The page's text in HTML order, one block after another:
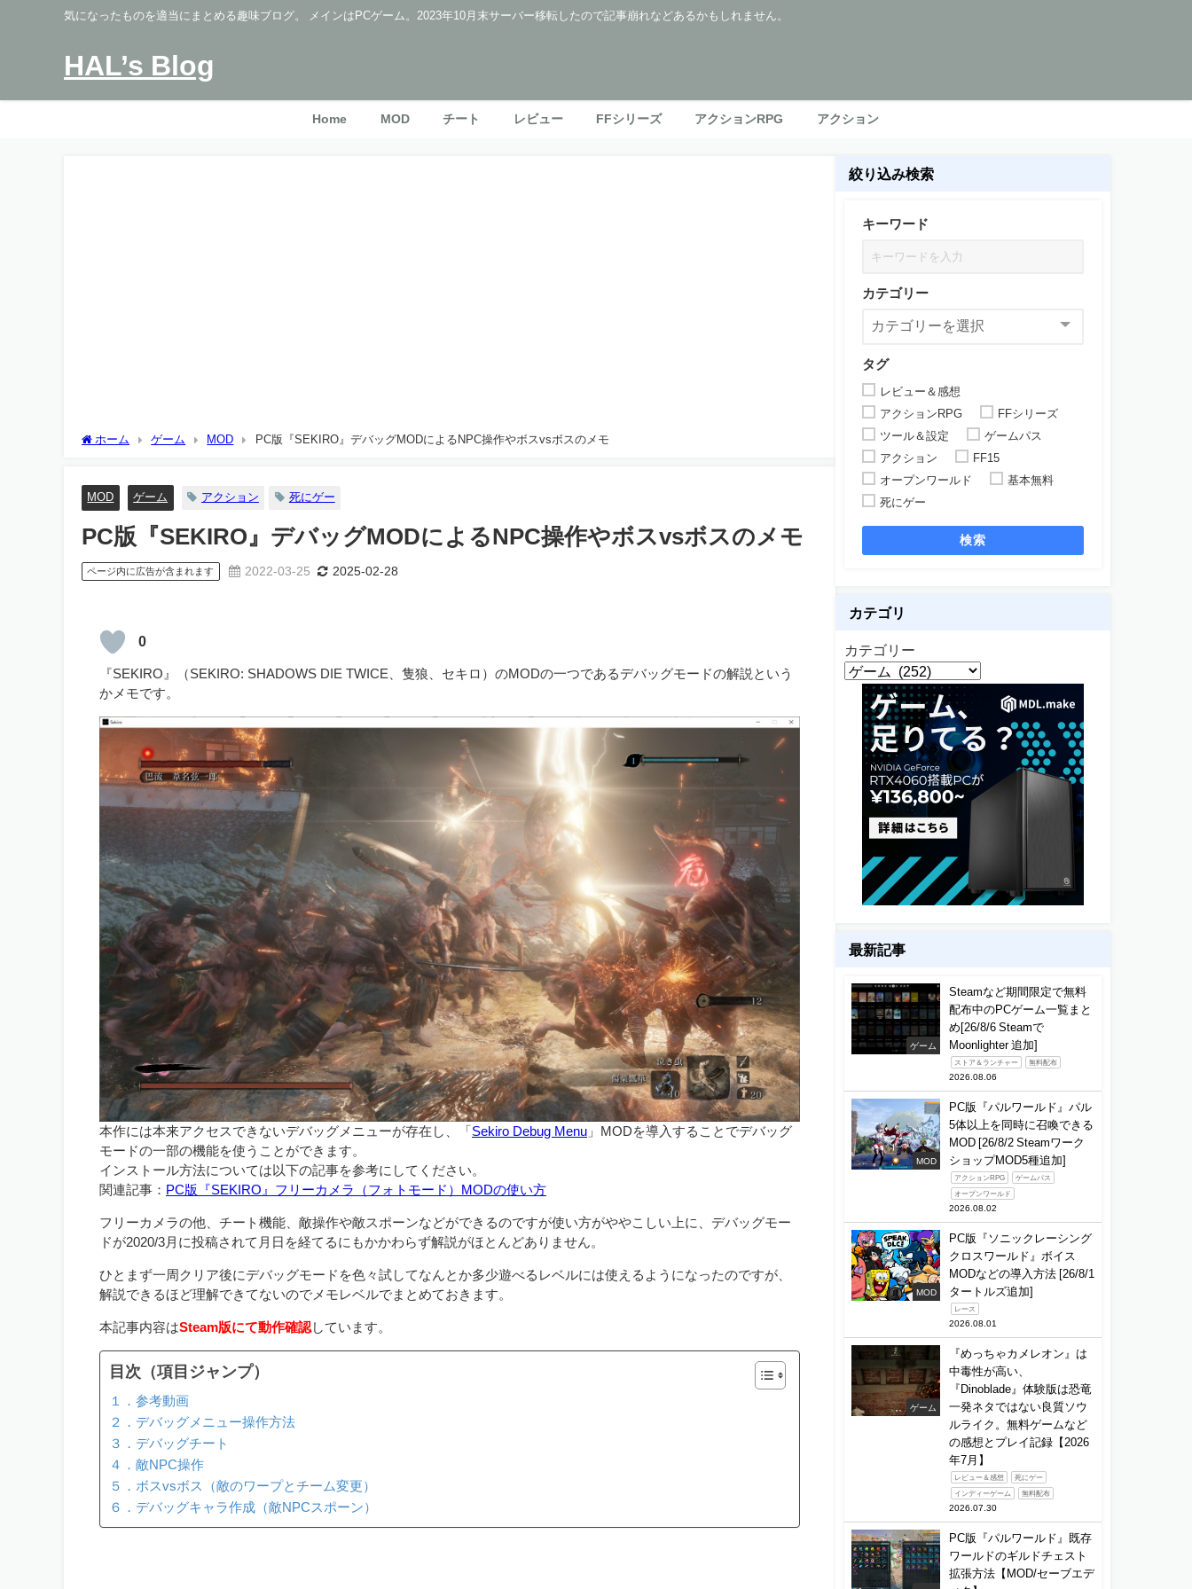
気になったものを適当にまとめる趣味ブログ。 メインはPCゲーム。2023年10月末サーバー移転したので記事崩れなどあるかもしれません。
HAL’s Blog
Home MOD チート レビュー FFシリーズ アクションRPG アクション
ホーム ゲーム MOD PC版『SEKIRO』デバッグMODによるNPC操作やボスvsボスのメモ
MOD ゲーム アクション 死にゲー
PC版『SEKIRO』デバッグMODによるNPC操作やボスvsボスのメモ
ページ内に広告が含まれます 2022-03-25 2025-02-28
0
『SEKIRO』（SEKIRO: SHADOWS DIE TWICE、隻狼、セキロ）のMODの一つであるデバッグモードの解説という
かメモです。
本作には本来アクセスできないデバッグメニューが存在し、「 Sekiro Debug Menu 」MODを導入することでデバッグ
モードの一部の機能を使うことができます。
インストール方法については以下の記事を参考にしてください。
関連記事： PC版『SEKIRO』フリーカメラ（フォトモード）MODの使い方
フリーカメラの他、チート機能、敵操作や敵スポーンなどができるのですが使い方がややこしい上に、デバッグモー
ドが2020/3月に投稿されて月日を経てるにもかかわらず解説がほとんどありません。
ひとまず一周クリア後にデバッグモードを色々試してなんとか多少遊べるレベルには使えるようになったのですが、
解説できるほど理解できてないのでメモレベルでまとめておきます。
本記事内容はSteam版にて動作確認 しています。
目次（項目ジャンプ）
１．参考動画
２．デバッグメニュー操作方法
３．デバッグチート
４．敵NPC操作
５．ボスvsボス（敵のワープとチーム変更）
６．デバッグキャラ作成（敵NPCスポーン）
絞り込み検索
キーワード
カテゴリー
タグ
レビュー＆感想
アクションRPG
FFシリーズ
ツール＆設定
ゲームパス
アクション
FF15
オープンワールド
基本無料
死にゲー
検索
カテゴリ
カテゴリー
最新記事
ゲーム
Steamなど期間限定で無料
配布中のPCゲーム一覧まと
め[26/8/6 Steamで
Moonlighter 追加]
ストア＆ランチャー 無料配布
2026.08.06
MOD
PC版『パルワールド』パル
5体以上を同時に召喚できる
MOD [26/8/2 Steamワーク
ショップMOD5種追加]
アクションRPG ゲームパス
オープンワールド
2026.08.02
MOD
PC版『ソニックレーシング
クロスワールド』ボイス
MODなどの導入方法 [26/8/1
タートルズ追加]
レース
2026.08.01
ゲーム
『めっちゃカメレオン』は
中毒性が高い、
『Dinoblade』体験版は恐竜
一発ネタではない良質ソウ
ルライク。無料ゲームなど
の感想とプレイ記録【2026
年7月】
レビュー＆感想 死にゲー
インディーゲーム 無料配布
2026.07.30
PC版『パルワールド』既存
ワールドのギルドチェスト
拡張方法【MOD/セーブエデ